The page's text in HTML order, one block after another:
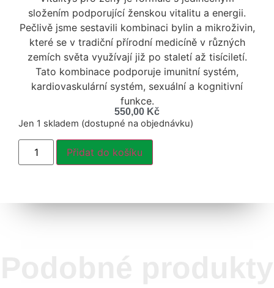
složením podporující ženskou vitalitu a energii.
Pečlivě jsme sestavili kombinaci bylin a mikroživin,
které se v tradiční přírodní medicíně v různých
zemích světa využívají již po staletí až tisíciletí.
Tato kombinace podporuje imunitní systém,
kardiovaskulární systém, sexuální a kognitivní
funkce.
550,00 Kč
Jen 1 skladem (dostupné na objednávku)
Přidat do košíku